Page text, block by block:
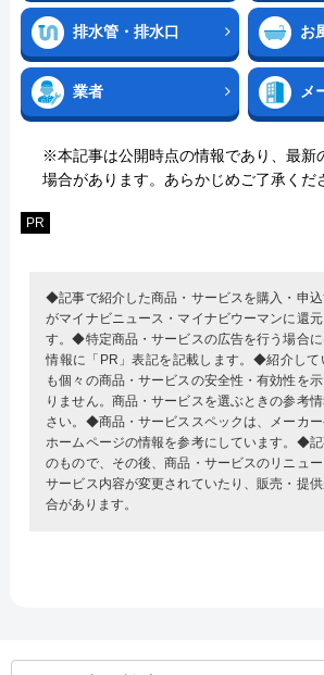
排水管・排水口 お
業者 メ
※本記事は公開時点の情報であり、最新
場合があります。あらかじめご了承くだ
PR
◆記事で紹介した商品・サービスを購入・申
がマイナビニュース・マイナビウーマンに還
す。◆特定商品・サービスの広告を行う場合
情報に「PR」表記を記載します。◆紹介して
も個々の商品・サービスの安全性・有効性を
りません。商品・サービスを選ぶときの参考
さい。◆商品・サービススペックは、メーカ
ホームページの情報を参考にしています。◆
のもので、その後、商品・サービスのリニュ
サービス内容が変更されていたり、販売・提
合があります。